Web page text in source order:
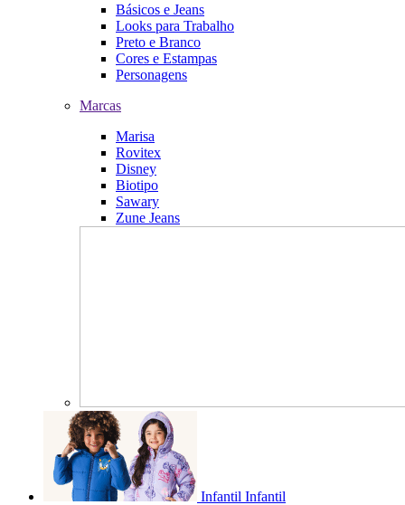
Básicos e Jeans
Looks para Trabalho
Preto e Branco
Cores e Estampas
Personagens
Marcas
Marisa
Rovitex
Disney
Biotipo
Sawary
Zune Jeans
Infantil Infantil